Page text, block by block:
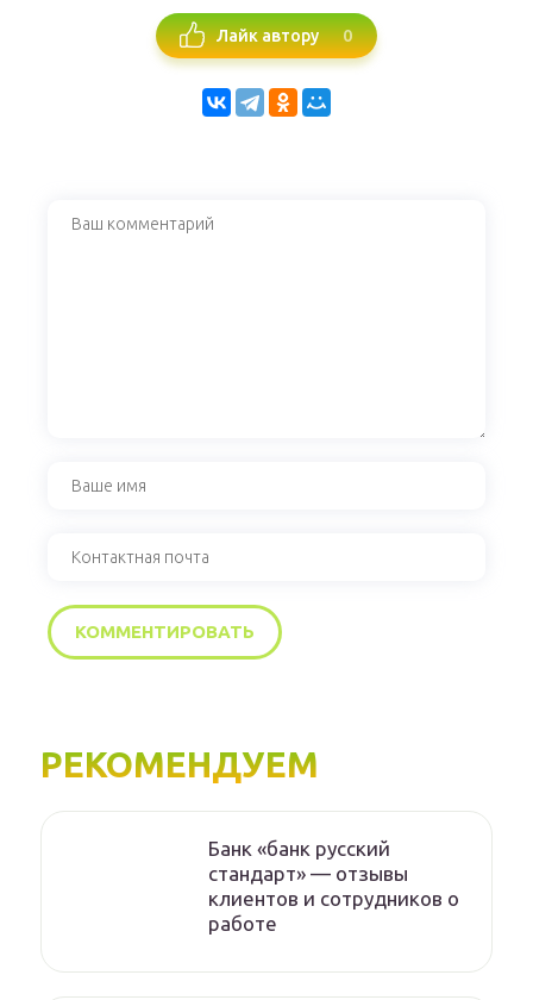
Лайк автору 0
РЕКОМЕНДУЕМ
Банк «банк русский
стандарт» — отзывы
клиентов и сотрудников о
работе